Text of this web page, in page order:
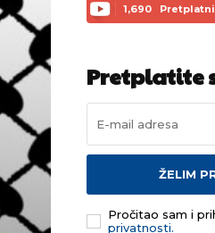
1,690
Pretplatite
ŽELIM
Pročitao sam i
privatnosti.